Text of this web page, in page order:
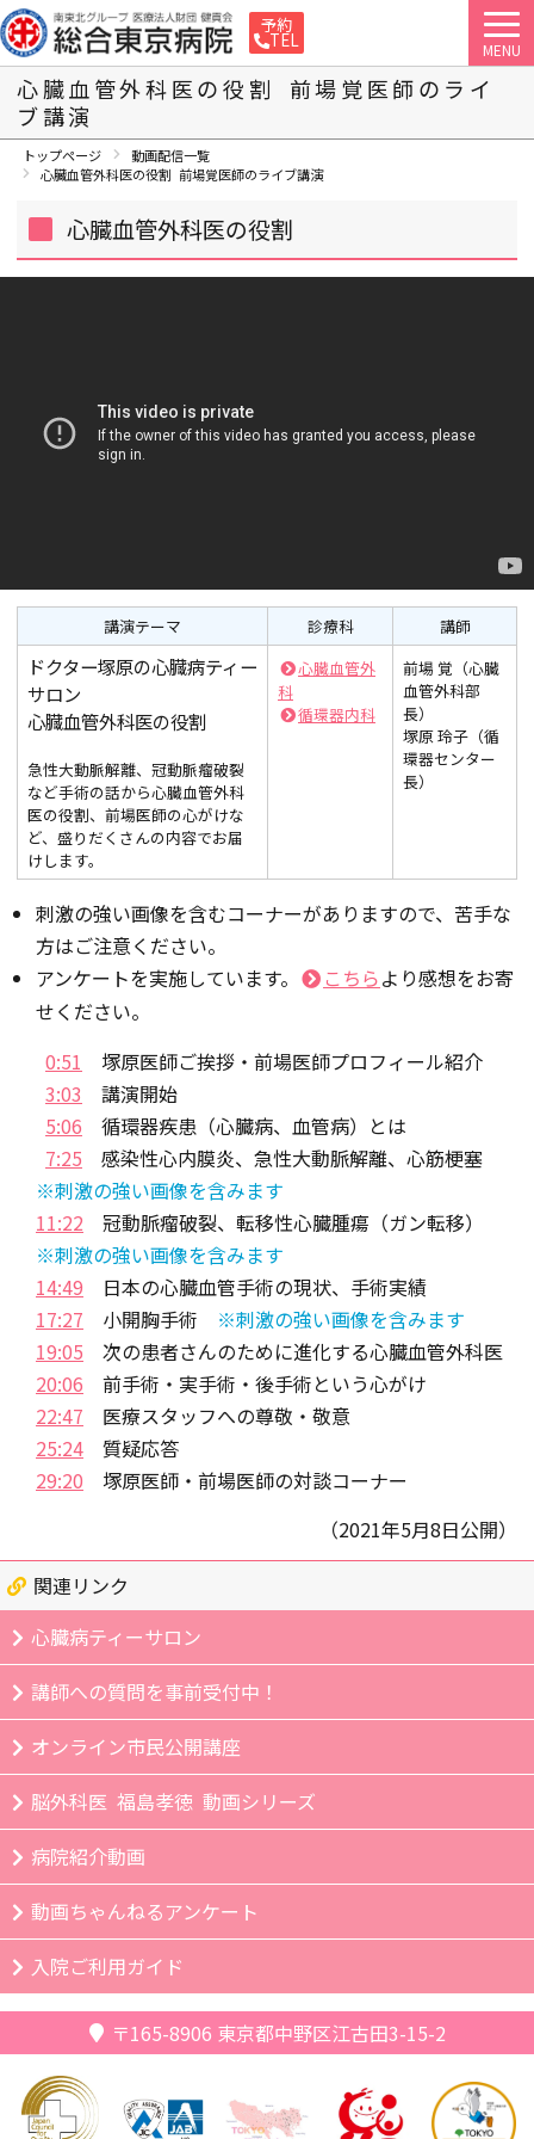
予約
TEL MENU
心臓血管外科医の役割 前場覚医師のライ
ブ講演
トップページ
動画配信一覧
心臓血管外科医の役割 前場覚医師のライブ講演
心臓血管外科医の役割
講演テーマ 診療科 講師
ドクター塚原の心臓病ティー
サロン
心臓血管外科医の役割
急性大動脈解離、冠動脈瘤破裂
など手術の話から心臓血管外科
医の役割、前場医師の心がけな
ど、盛りだくさんの内容でお届
けします。
心臓血管外
科
循環器内科
前場 覚（心臓
血管外科部
長）
塚原 玲子（循
環器センター
長）
刺激の強い画像を含むコーナーがありますので、苦手な
方はご注意ください。
アンケートを実施しています。
こちらより感想をお寄
せください。
0:51 塚原医師ご挨拶・前場医師プロフィール紹介
3:03 講演開始
5:06 循環器疾患（心臓病、血管病）とは
7:25 感染性心内膜炎、急性大動脈解離、心筋梗塞
※刺激の強い画像を含みます
11:22 冠動脈瘤破裂、転移性心臓腫瘍（ガン転移）
※刺激の強い画像を含みます
14:49 日本の心臓血管手術の現状、手術実績
17:27 小開胸手術 ※刺激の強い画像を含みます
19:05 次の患者さんのために進化する心臓血管外科医
20:06 前手術・実手術・後手術という心がけ
22:47 医療スタッフへの尊敬・敬意
25:24 質疑応答
29:20 塚原医師・前場医師の対談コーナー
（2021年5月8日公開）
関連リンク
心臓病ティーサロン
講師への質問を事前受付中！
オンライン市民公開講座
脳外科医 福島孝徳 動画シリーズ
病院紹介動画
動画ちゃんねるアンケート
入院ご利用ガイド
〒165-8906 東京都中野区江古田3-15-2